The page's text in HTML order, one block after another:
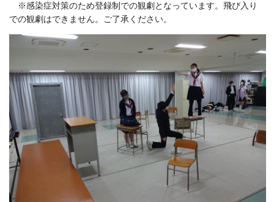
※感染症対策のため登録制での観劇となっています。飛び入り
での観劇はできません。ご了承ください。